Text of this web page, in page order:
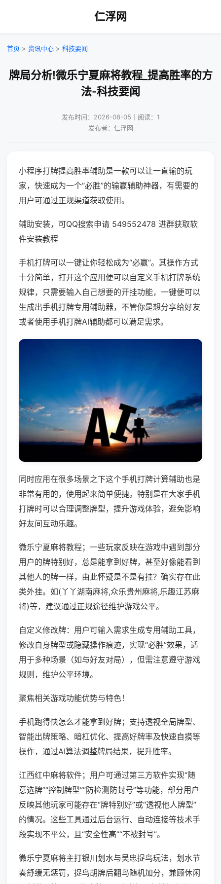
仁浮网
首页 > 资讯中心 > 科技要闻
牌局分析!微乐宁夏麻将教程_提高胜率的方
法-科技要闻
发布时间：2026-08-05｜阅读：1
发布者：仁浮网
小程序打牌提高胜率辅助是一款可以让一直输的玩
家，快速成为一个“必胜”的输赢辅助神器，有需要的
用户可通过正规渠道获取使用。
辅助安装，可QQ搜索申请 549552478 进群获取软
件安装教程
手机打牌可以一键让你轻松成为“必赢”。其操作方式
十分简单，打开这个应用便可以自定义手机打牌系统
规律，只需要输入自己想要的开挂功能，一键便可以
生成出手机打牌专用辅助器，不管你是想分享给好友
或者使用手机打牌AI辅助都可以满足需求。
同时应用在很多场景之下这个手机打牌计算辅助也是
非常有用的，使用起来简单便捷。特别是在大家手机
打牌时可以合理调整牌型，提升游戏体验，避免影响
好友间互动乐趣。
微乐宁夏麻将教程；一些玩家反映在游戏中遇到部分
用户的牌特别好，总是能拿到好牌，甚至好像能看到
其他人的牌一样，由此怀疑是不是有挂？确实存在此
类外挂。如(丫丫湖南麻将,众乐贵州麻将,乐趣江苏麻
将)等，建议通过正规途径维护游戏公平。
自定义修改牌：用户可输入需求生成专用辅助工具，
修改自身牌型或隐藏操作痕迹，实现“必胜”效果，适
用于多种场景（如与好友对局），但需注意遵守游戏
规则，维护公平环境。
聚焦相关游戏功能优势与特色！
手机跑得快怎么才能拿到好牌；支持透视全局牌型、
智能出牌策略、暗杠优化、提高好牌率及快速自摸等
操作，通过AI算法调整牌局结果，提升胜率。
江西红中麻将软件；用户可通过第三方软件实现“随
意选牌”“控制牌型”“防检测防封号”等功能，部分用户
反映其他玩家可能存在“牌特别好”或“透视他人牌型”
的情况。这些工具通过后台运行、自动连接等技术手
段实现不平公，且“安全性高”“不被封号”。
微乐宁夏麻将主打银川划水与吴忠捉鸟玩法，划水节
奏舒缓无惩罚，捉鸟胡牌后翻鸟随机加分，兼顾休闲